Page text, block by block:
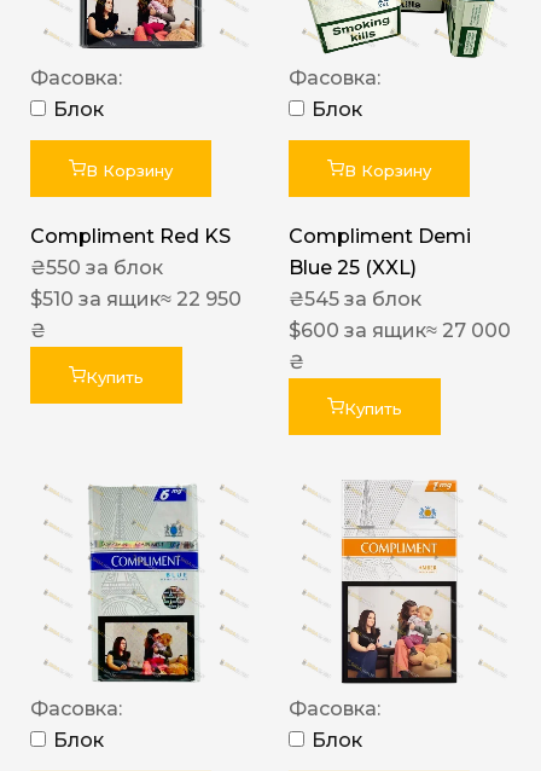
Фасовка:
Блок
В Корзину
Compliment Red KS
₴550 за блок
$510 за ящик≈ 22 950
₴
Купить
Фасовка:
Блок
В Корзину
Compliment Demi
Blue 25 (XXL)
₴545 за блок
$600 за ящик≈ 27 000
₴
Купить
Фасовка:
Блок
Фасовка:
Блок